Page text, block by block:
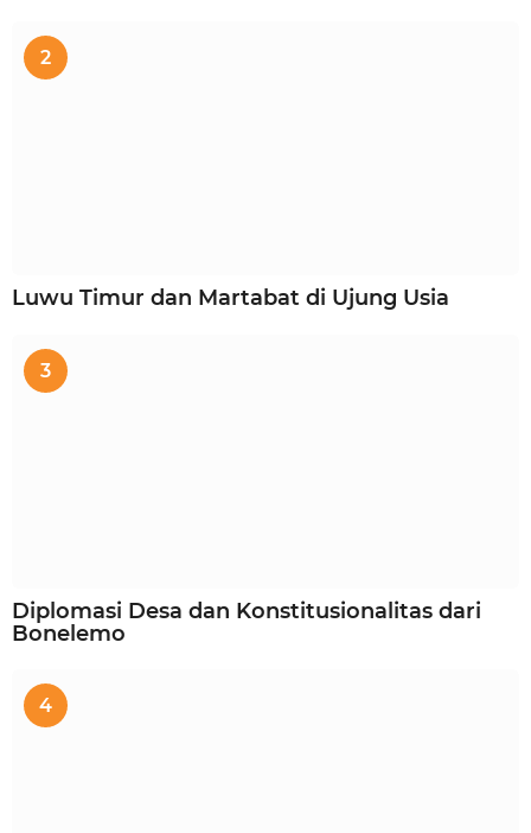
2
Luwu Timur dan Martabat di Ujung Usia
3
Diplomasi Desa dan Konstitusionalitas dari
Bonelemo
4